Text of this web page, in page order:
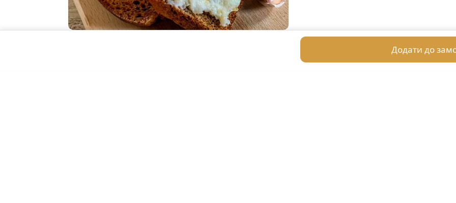
Додати до